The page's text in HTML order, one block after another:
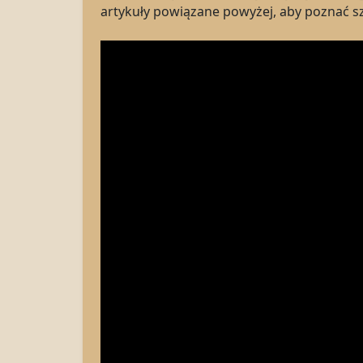
artykuły powiązane powyżej, aby poznać